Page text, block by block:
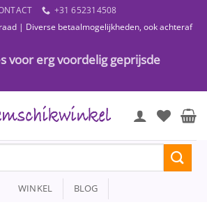
+31 652314508
| Diverse betaalmogelijkheden, ook achteraf
voor erg voordelig geprijsde
WINKEL BLOG